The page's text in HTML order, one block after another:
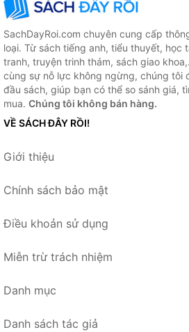
SachDayRoi.com chuyên cung cấp
loại. Từ sách tiếng anh, tiểu thuyết, học
tranh, truyện trinh thám, sách giao
cùng sự nỗ lực không ngừng, chúng tôi
đầu sách, giúp bạn có thể so sánh giá,
mua. Chúng tôi không bán hàng.
VỀ SÁCH ĐÂY RỒI!
Giới thiệu
Chính sách bảo mật
Điều khoản sử dụng
Miễn trừ trách nhiệm
Danh mục
Danh sách tác giả